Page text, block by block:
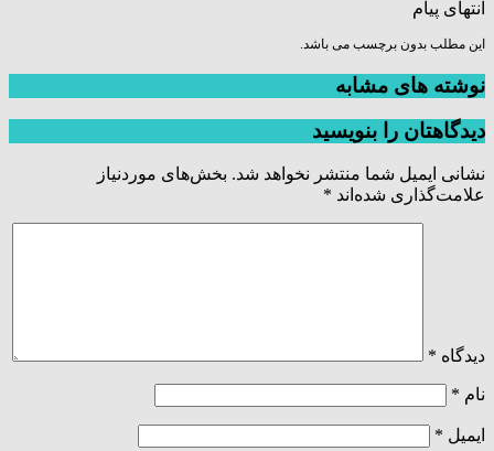
انتهای پیام
این مطلب بدون برچسب می باشد.
نوشته های مشابه
دیدگاهتان را بنویسید
نشانی ایمیل شما منتشر نخواهد شد. بخش‌های موردنیاز
علامت‌گذاری شده‌اند *
دیدگاه *
نام *
ایمیل *